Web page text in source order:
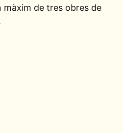
de tres obres de